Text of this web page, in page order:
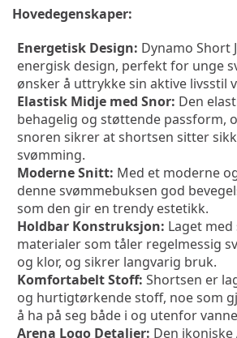
Hovedegenskaper:
Energetisk Design: Dynamo Short
energisk design, perfekt for unge
ønsker å uttrykke sin aktive livsstil
Elastisk Midje med Snor: Den
behagelig og støttende passform,
snoren sikrer at shortsen sitter
svømming.
Moderne Snitt: Med et moderne
denne svømmebuksen god
som den gir en trendy estetikk.
Holdbar Konstruksjon: Laget
materialer som tåler regelmessig
og klor, og sikrer langvarig bruk.
Komfortabelt Stoff: Shortsen er
og hurtigtørkende stoff, noe som
å ha på seg både i og utenfor
Arena Logo Detaljer: Den